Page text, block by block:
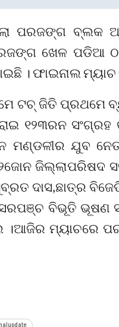
ପରଜଙ୍ଗ ବ୍ଲକ
ଖେଳ ପଡିଆ
। ଫାଇନାଲ
ଟଚ୍ ଜିତି ପ୍ରଥମେ
୧୨୩ରନ
ମଣ୍ଡଳୀର ଯୁବ
୨ଜୋନ ଜିଲ୍ଲାପରିଷଦ
ଦାସ,ଛାତ୍ର
ସରପଞ୍ଚ ବିଭୂତି
।ଆଜିର ମ୍ୟାଚରେ